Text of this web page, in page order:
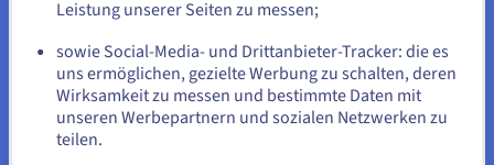
Ihre Cloud-Dienste bei OVHcloud absichern, verwalten
und überwachen
Lösungen für Identität, Sicherheit und Betrieb
entdecken
oder
Auf der aktuellen Website bleiben
Eine andere Website wählen
Leistung unserer Seiten zu messen;
sowie Social-Media- und Drittanbieter-Tracker: die es
uns ermöglichen, gezielte Werbung zu schalten, deren
Wirksamkeit zu messen und bestimmte Daten mit
unseren Werbepartnern und sozialen Netzwerken zu
teilen.